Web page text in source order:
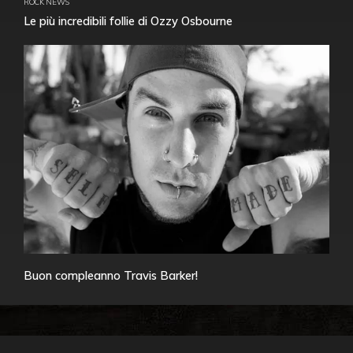
ROCK NEWS
Le più incredibili follie di Ozzy Osbourne
Buon compleanno Travis Barker!